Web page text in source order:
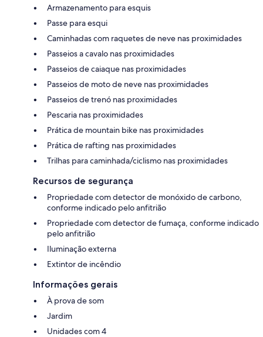
Armazenamento para esquis
Passe para esqui
Caminhadas com raquetes de neve nas proximidades
Passeios a cavalo nas proximidades
Passeios de caiaque nas proximidades
Passeios de moto de neve nas proximidades
Passeios de trenó nas proximidades
Pescaria nas proximidades
Prática de mountain bike nas proximidades
Prática de rafting nas proximidades
Trilhas para caminhada/ciclismo nas proximidades
Recursos de segurança
Propriedade com detector de monóxido de carbono,
conforme indicado pelo anfitrião
Propriedade com detector de fumaça, conforme indicado
pelo anfitrião
Iluminação externa
Extintor de incêndio
Informações gerais
À prova de som
Jardim
Unidades com 4